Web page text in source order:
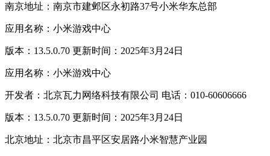
南京地址：南京市建邺区永初路37号小米华东总部
应用名称：小米游戏中心
版本：13.5.0.70 更新时间：2025年3月24日
应用名称：小米游戏中心
开发者：北京瓦力网络科技有限公司 电话：010-60606666
版本：13.5.0.70 更新时间：2025年3月24日
北京地址：北京市昌平区安居路小米智慧产业园